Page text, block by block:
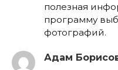
полезная
программу
фотографий.
Адам